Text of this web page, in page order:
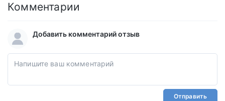
Комментарии
Добавить комментарий отзыв
Отправить